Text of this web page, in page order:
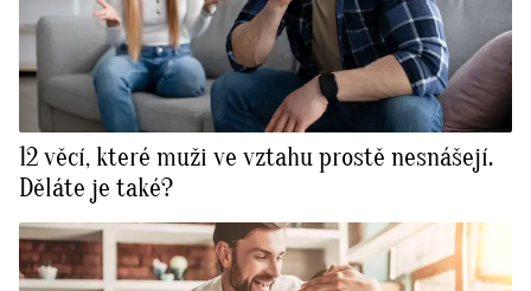
12 věcí, které muži ve vztahu prostě nesnášejí.
Děláte je také?